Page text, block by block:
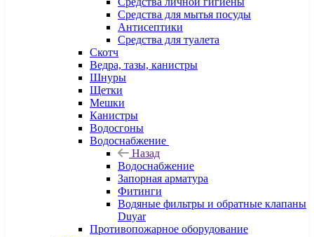
Средства для мытья посуды
Антисептики
Средства для туалета
Скотч
Ведра, тазы, канистры
Шнуры
Щетки
Мешки
Канистры
Водосгоны
Водоснабжение
Назад
Водоснабжение
Запорная арматура
Фитинги
Водяные фильтры и обратные клапаны
Duyar
Противопожарное оборудование